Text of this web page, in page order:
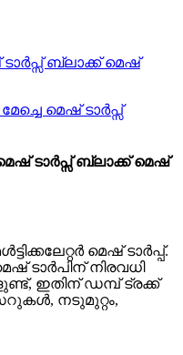
ടാർപ്സ് ബ്ലാക്ക് മെഷ്
മെഷ് ടാർപ്പ്.
ടാർപിന് നിരവധി
ഇതിന് ഡമ്പ് ട്രക്ക്
നടുമുറ്റം,